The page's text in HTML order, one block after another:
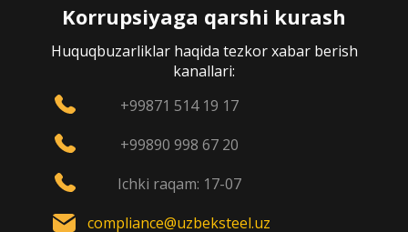
Korrupsiyaga qarshi kurash
Huquqbuzarliklar haqida tezkor xabar berish
kanallari:
+99871 514 19 17
+99890 998 67 20
Ichki raqam: 17-07
compliance@uzbeksteel.uz